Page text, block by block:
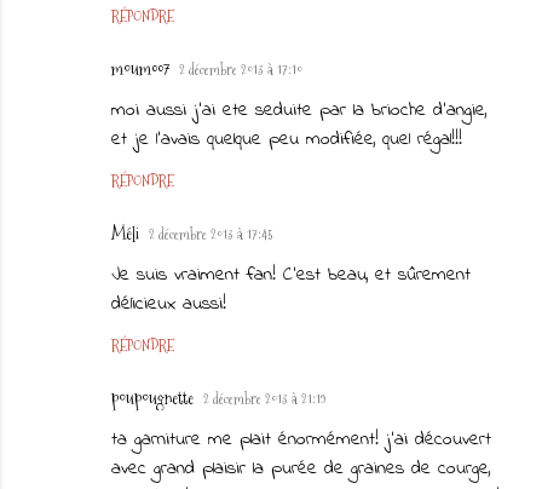
RÉPONDRE
moum007 2 décembre 2013 à 17:10
moi aussi j'ai ete seduite par la brioche d'angie,
et je l'avais quelque peu modifiée, quel régal!!!
RÉPONDRE
Méli 2 décembre 2013 à 17:45
Je suis vraiment fan! C'est beau, et sûrement
délicieux aussi!
RÉPONDRE
poupougnette 2 décembre 2013 à 21:19
ta garniture me plait énormément! j'ai découvert
avec grand plaisir la purée de graines de courge,